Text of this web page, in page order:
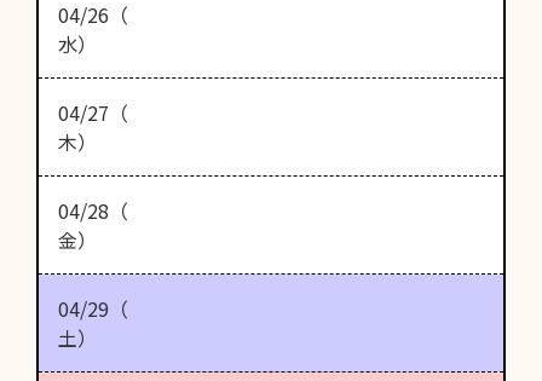
04/26（
水）
04/27（
木）
04/28（
金）
04/29（
土）